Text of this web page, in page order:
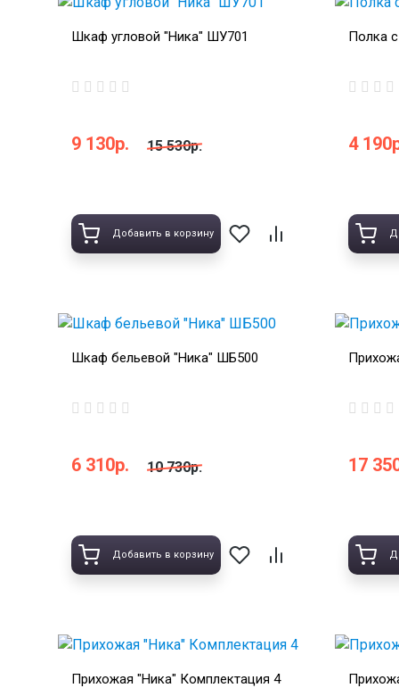
Шкаф угловой "Ника" ШУ701
9 130р. 15 530р.
Добавить в корзину
Полка
4
Шкаф бельевой "Ника" ШБ500
6 310р. 10 730р.
Добавить в корзину
17
Прихожая "Ника" Комплектация 4